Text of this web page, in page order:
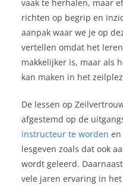
vaak te herhalen, maar
richten op begrip en
aanpak waar we je op
vertellen omdat het
makkelijker is, maar als
kan maken in het
De lessen op
afgestemd op de
instructeur te worden
lesgeven zoals dat ook
wordt geleerd.
vele jaren ervaring in